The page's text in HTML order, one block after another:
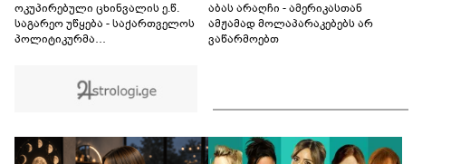
ოკუპირებული ცხინვალის ე.წ.
საგარეო უწყება - საქართველოს
პოლიტიკურმა
აღიარა მიხეილ სააკაშვილი
სამხედრო აგრესიის დამნაშავედ -
დაეკისროს ქვეყანას
აბას არაღჩი - ამერიკასთან
ამჟამად მოლაპარაკებებს არ
ვაწარმოებთ